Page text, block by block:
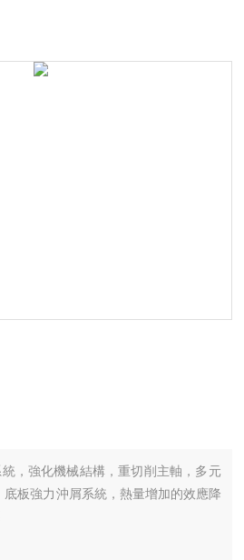
，強化機械結構，重切削主軸，多元
板強力沖屑系統，熱量增加的效應降